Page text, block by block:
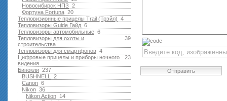
2
Новосибирск НПЗ
20
Фортуна Fortuna
4
Тепловизионные прицелы Trail (Трэйл)
6
Тепловизоры Guide Гайд
6
Тепловизоры автомобильные
39
Тепловизоры для охоты и
строительства
4
Тепловизоры для смартфонов
23
Цифровые прицелы и приборы ночного
видения
237
Бинокли
2
BUSHNELL
6
Canon
36
Nikon
14
Nikon Action
Отправить